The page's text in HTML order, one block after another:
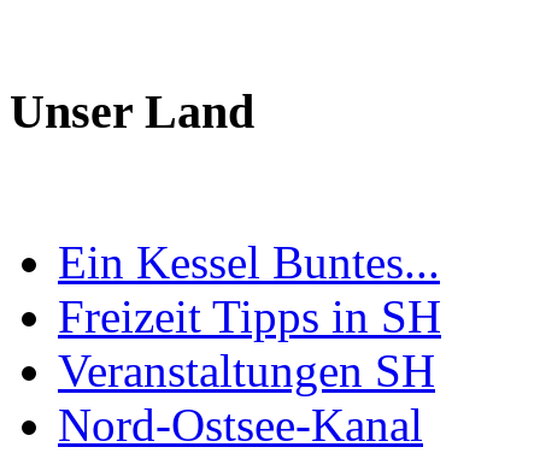
Unser Land
Ein Kessel Buntes...
Freizeit Tipps in SH
Veranstaltungen SH
Nord-Ostsee-Kanal